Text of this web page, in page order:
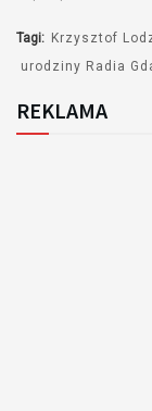
Tagi: Krzysztof
urodziny Radia
REKLAMA